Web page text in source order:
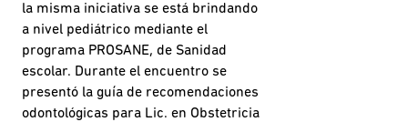
la misma iniciativa se está brindando
a nivel pediátrico mediante el
programa PROSANE, de Sanidad
escolar. Durante el encuentro se
presentó la guía de recomendaciones
odontológicas para Lic. en Obstetricia